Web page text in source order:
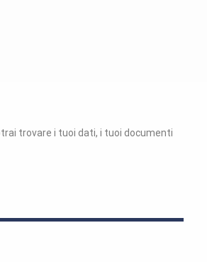
trovare i tuoi dati, i tuoi documenti